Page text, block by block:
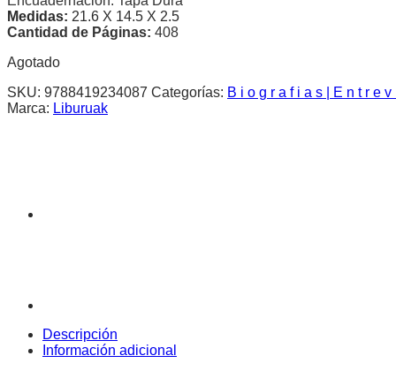
Medidas: 21.6 X 14.5 X 2.5
Cantidad de Páginas: 408
Agotado
SKU: 9788419234087 Categorías: B i o g r a f i a s | E n t r e
Marca: Liburuak
Descripción
Información adicional